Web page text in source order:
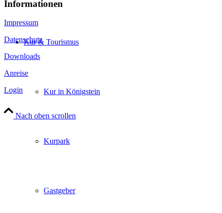
Kur & Tourismus
Kur in Königstein
Kurpark
Gastgeber
Informationen
Impressum
Datenschutz
Downloads
Anreise
Login
Nach oben scrollen